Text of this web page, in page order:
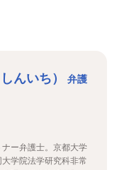
んいち）
弁護
ー弁護士。京都大学
学院法学研究科非常